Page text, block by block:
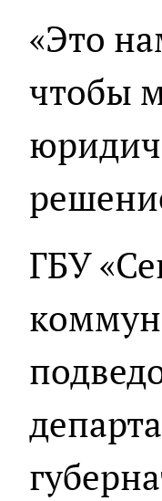
«Это
чтобы
ГБУ